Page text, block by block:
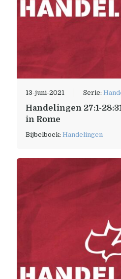
13-juni-2021 Serie:
Handelingen 27:1-
in Rome
Bijbelboek: Handelingen